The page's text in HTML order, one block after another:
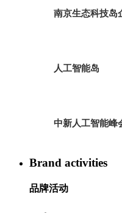
南京生态科技岛
人工智能岛
中新人工智能峰
Brand activities
品牌活动